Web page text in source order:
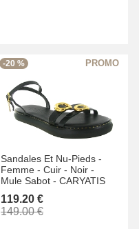
-20 %
Sandales Et Nu-Pieds -
Femme - Cuir - Noir -
Mule Sabot - CARYATIS
119.20 €
149.00 €